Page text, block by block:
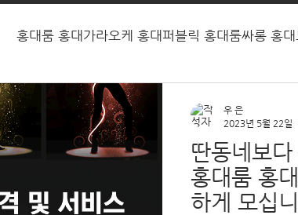
홍대룸 홍대가라오케 홍대퍼블릭 홍대룸싸롱 홍
딴동네보
홍대룸 홍
하게 모십
우 은
2023년 5월 22일